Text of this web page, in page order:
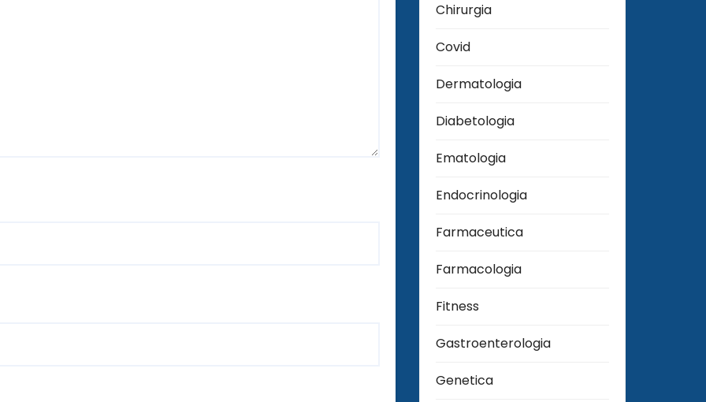
Chirurgia
Covid
Dermatologia
Diabetologia
Ematologia
Endocrinologia
Farmaceutica
Farmacologia
Fitness
Gastroenterologia
Genetica